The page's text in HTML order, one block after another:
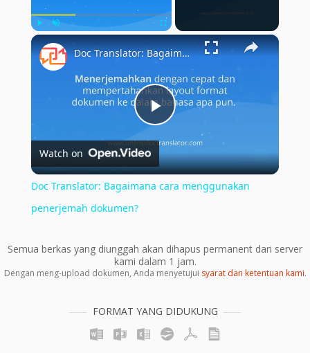
Play Unmute Fullscreen ×
Play
Video
Doc Translator: Bagaimana cara menggunakan penerjemah dokumen?
Watch on
Doc Translator: Bagaimana cara menggunakan
penerjemah dokumen?
Semua berkas yang diunggah akan dihapus permanent dari server
kami dalam 1 jam.
Dengan meng-upload dokumen, Anda menyetujui syarat dan ketentuan kami.
FORMAT YANG DIDUKUNG